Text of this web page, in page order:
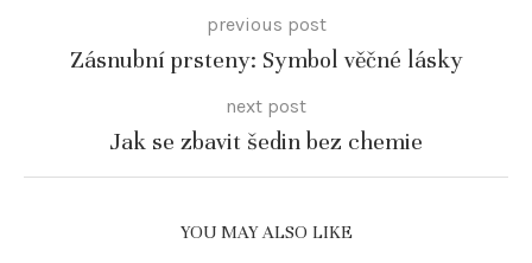
previous post
Zásnubní prsteny: Symbol věčné lásky
next post
Jak se zbavit šedin bez chemie
YOU MAY ALSO LIKE